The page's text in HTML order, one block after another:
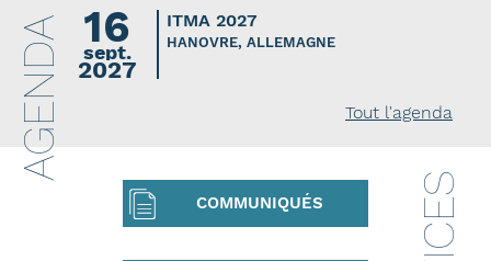
AGENDA 16
sept.
2027
ITMA 2027
HANOVRE, ALLEMAGNE
Tout l'agenda
COMMUNIQUÉS